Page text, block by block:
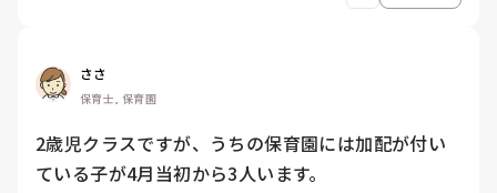
ささ
保育士, 保育園
2歳児クラスですが、うちの保育園には加配が付い
ている子が4月当初から3人います。